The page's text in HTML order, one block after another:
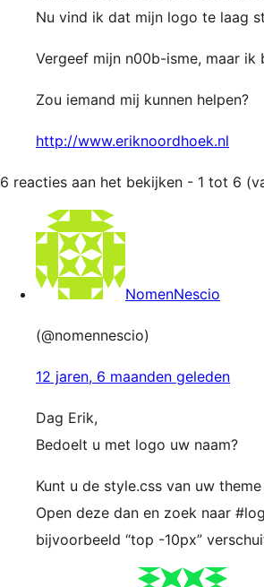
Nu vind ik dat mijn logo te laag
Vergeef mijn n00b-isme, maar ik
Zou iemand mij kunnen helpen?
http://www.eriknoordhoek.nl
6 reacties aan het bekijken - 1 tot 6
NomenNescio
(@nomennescio)
12 jaren, 6 maanden geleden
Dag Erik,
Bedoelt u met logo uw naam?
Kunt u de style.css van uw theme
Open deze dan en zoek naar
bijvoorbeeld “top -10px”